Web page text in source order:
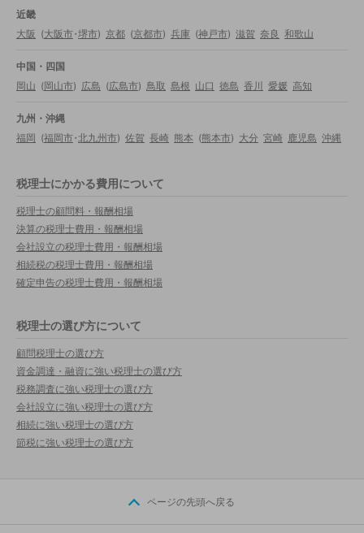
近畿
大阪 (大阪市・堺市) 京都 (京都市) 兵庫 (神戸市) 滋賀 奈良 和歌山
中国・四国
岡山 (岡山市) 広島 (広島市) 鳥取 島根 山口 徳島 香川 愛媛 高知
九州・沖縄
福岡 (福岡市・北九州市) 佐賀 長崎 熊本 (熊本市) 大分 宮崎 鹿児島 沖縄
税理士にかかる費用について
税理士の顧問料・報酬相場
決算の税理士費用・報酬相場
会社設立の税理士費用・報酬相場
相続税の税理士費用・報酬相場
確定申告の税理士費用・報酬相場
税理士の選び方について
顧問税理士の選び方
資金調達・融資に強い税理士の選び方
税務調査に強い税理士の選び方
会社設立に強い税理士の選び方
相続に強い税理士の選び方
節税に強い税理士の選び方
ページの先頭へ戻る